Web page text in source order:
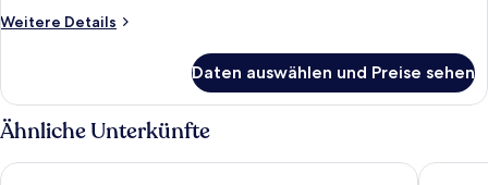
anzeigen
Weitere Details
Weitere
Doppel-
oder
-
Zweibettzimmer
Daten auswählen und Preise sehen
Ähnliche Unterkünfte
MADRE TERRA Il Roscio